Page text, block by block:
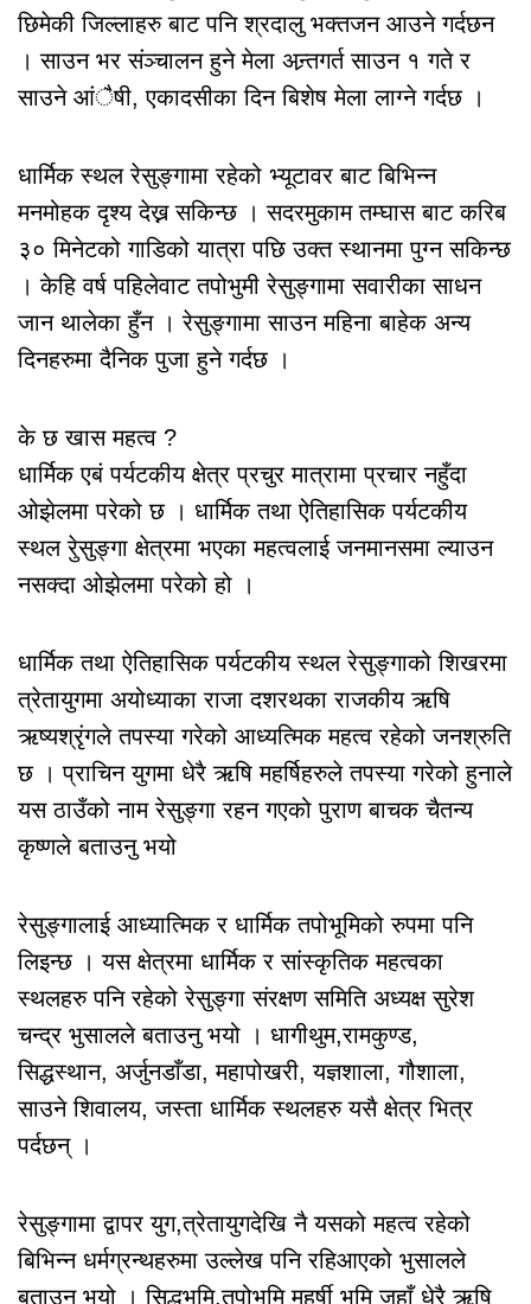
छिमेकी जिल्लाहरु बाट पनि श्रदालु भक्तजन आउने गर्दछन
। साउन भर संञ्चालन हुने मेला अन्र्तगर्त साउन १ गते र
साउने आंैषी, एकादसीका दिन बिशेष मेला लाग्ने गर्दछ ।
धार्मिक स्थल रेसुङ्गामा रहेको भ्यूटावर बाट बिभिन्न
मनमोहक दृश्य देख्न सकिन्छ । सदरमुकाम तम्घास बाट करिब
३० मिनेटको गाडिको यात्रा पछि उक्त स्थानमा पुग्न सकिन्छ
। केहि वर्ष पहिलेवाट तपोभुमी रेसुङ्गामा सवारीका साधन
जान थालेका हुँन । रेसुङ्गामा साउन महिना बाहेक अन्य
दिनहरुमा दैनिक पुजा हुने गर्दछ ।
के छ खास महत्व ?
धार्मिक एबं पर्यटकीय क्षेत्र प्रचुर मात्रामा प्रचार नहुँदा
ओझेलमा परेको छ । धार्मिक तथा ऐतिहासिक पर्यटकीय
स्थल रेुसुङ्गा क्षेत्रमा भएका महत्वलाई जनमानसमा ल्याउन
नसक्दा ओझेलमा परेको हो ।
धार्मिक तथा ऐतिहासिक पर्यटकीय स्थल रेसुङ्गाको शिखरमा
त्रेतायुगमा अयोध्याका राजा दशरथका राजकीय ऋषि
ऋष्यश्रृंगले तपस्या गरेको आध्यत्मिक महत्व रहेको जनश्रुति
छ । प्राचिन युगमा धेरै ऋषि महर्षिहरुले तपस्या गरेको हुनाले
यस ठाउँको नाम रेसुङ्गा रहन गएको पुराण बाचक चैतन्य
कृष्णले बताउनु भयो
रेसुङ्गालाई आध्यात्मिक र धार्मिक तपोभूमिको रुपमा पनि
लिइन्छ । यस क्षेत्रमा धार्मिक र सांस्कृतिक महत्वका
स्थलहरु पनि रहेको रेसुङ्गा संरक्षण समिति अध्यक्ष सुरेश
चन्द्र भुसालले बताउनु भयो । धागीथुम,रामकुण्ड,
सिद्धस्थान, अर्जुनडाँडा, महापोखरी, यज्ञशाला, गौशाला,
साउने शिवालय, जस्ता धार्मिक स्थलहरु यसै क्षेत्र भित्र
पर्दछन् ।
रेसुङ्गामा द्वापर युग,त्रेतायुगदेखि नै यसको महत्व रहेको
बिभिन्न धर्मग्रन्थहरुमा उल्लेख पनि रहिआएको भुसालले
बताउनु भयो । सिद्धभूमि,तपोभूमि महर्षी भूमि जहाँ धेरै ऋषि